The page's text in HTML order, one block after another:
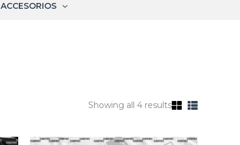
ACCESORIOS
Showing all 4 results